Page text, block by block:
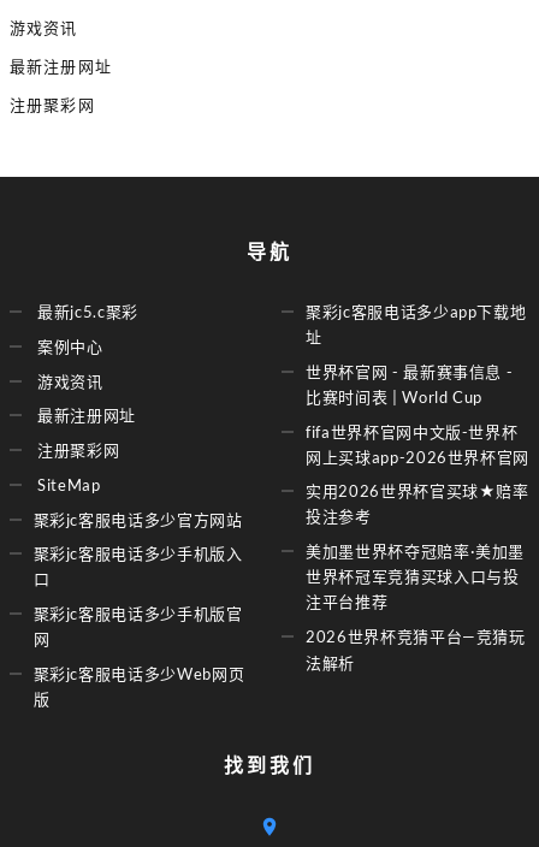
游戏资讯
最新注册网址
注册聚彩网
导航
最新jc5.c聚彩
案例中心
游戏资讯
最新注册网址
注册聚彩网
SiteMap
聚彩jc客服电话多少官方网站
聚彩jc客服电话多少手机版入
口
聚彩jc客服电话多少手机版官
网
聚彩jc客服电话多少Web网页
版
聚彩jc客服电话多少app下载地
址
世界杯官网 - 最新赛事信息 -
比赛时间表 | World Cup
fifa世界杯官网中文版-世界杯
网上买球app-2026世界杯官网
实用2026世界杯官买球★赔率
投注参考
美加墨世界杯夺冠赔率·美加墨
世界杯冠军竞猜买球入口与投
注平台推荐
2026世界杯竞猜平台—竞猜玩
法解析
找到我们